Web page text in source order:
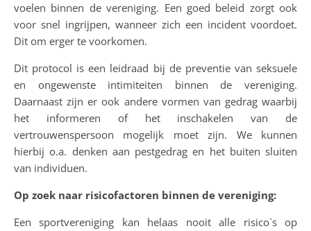
voelen binnen de vereniging. Een goed beleid zorgt ook
voor snel ingrijpen, wanneer zich een incident voordoet.
Dit om erger te voorkomen.
Dit protocol is een leidraad bij de preventie van seksuele
en ongewenste intimiteiten binnen de vereniging.
Daarnaast zijn er ook andere vormen van gedrag waarbij
het informeren of het inschakelen van de
vertrouwenspersoon mogelijk moet zijn. We kunnen
hierbij o.a. denken aan pestgedrag en het buiten sluiten
van individuen.
Op zoek naar risicofactoren binnen de vereniging:
Een sportvereniging kan helaas nooit alle risico`s op